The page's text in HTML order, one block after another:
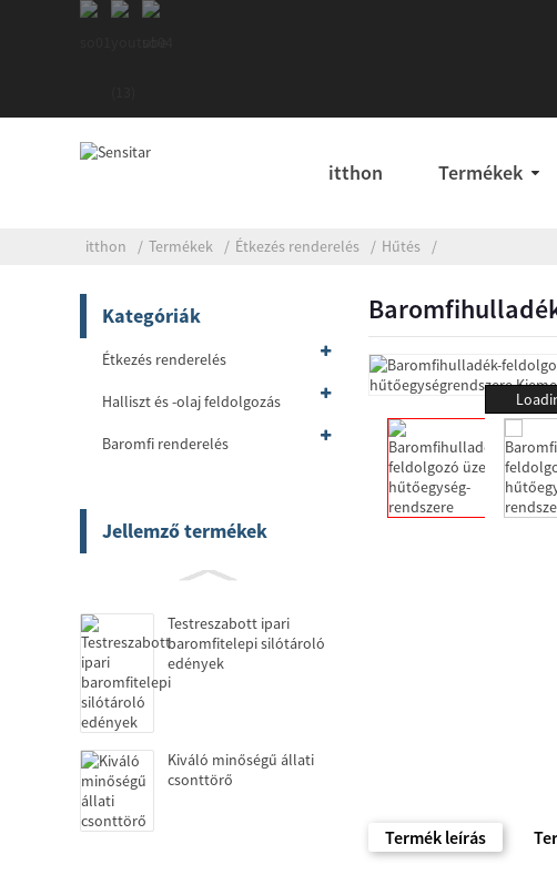
itthon Termékek
itthon Termékek Étkezés renderelés Hűtés
Kategóriák
Étkezés renderelés
Halliszt és -olaj feldolgozás
Baromfi renderelés
Jellemző termékek
Testreszabott ipari
baromfitelepi silótároló
edények
Kiváló minőségű állati
csonttörő
Termék leírás